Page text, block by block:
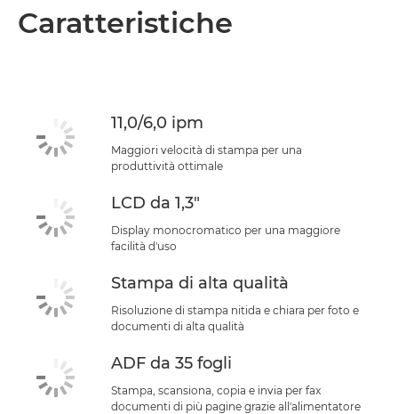
ACQUISTA L'INCHIOSTRO
Caratteristiche
11,0/6,0 ipm
Maggiori velocità di stampa per una
produttività ottimale
LCD da 1,3"
Display monocromatico per una maggiore
facilità d'uso
Stampa di alta qualità
Risoluzione di stampa nitida e chiara per foto e
documenti di alta qualità
ADF da 35 fogli
Stampa, scansiona, copia e invia per fax
documenti di più pagine grazie all'alimentatore